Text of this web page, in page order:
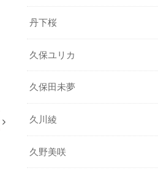
丹下桜
久保ユリカ
久保田未夢
久川綾
久野美咲